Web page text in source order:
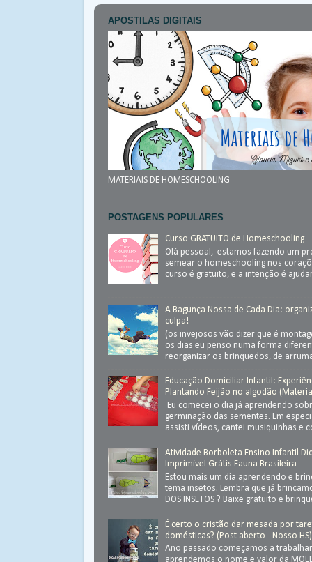
APOSTILAS DIGITAIS
MATERIAIS DE HOMESCHOOLING
POSTAGENS POPULARES
Curso GRATUITO de Homeschooling
Olá pessoal, estamos fazendo um
semear o homeschooling nos
curso é gratuito, e a intenção é
A Bagunça Nossa de Cada Dia:
culpa!
(os invejosos vão dizer que é
os dias eu penso numa forma
reorganizar os brinquedos, de
Educação Domiciliar Infantil:
Plantando Feijão no algodão
Eu comecei o dia já aprendendo
germinação das sementes. Em
assisti vídeos, cantei musiquinhas e
Atividade Borboleta Ensino Infantil
Imprimível Grátis Fauna Brasileira
Estou mais um dia aprendendo e
tema insetos. Lembra que já
DOS INSETOS ? Baixe gratuito e
É certo o cristão dar mesada por
domésticas? (Post aberto - Nosso HS)
Ano passado começamos a
aprendemos o nome e valor da